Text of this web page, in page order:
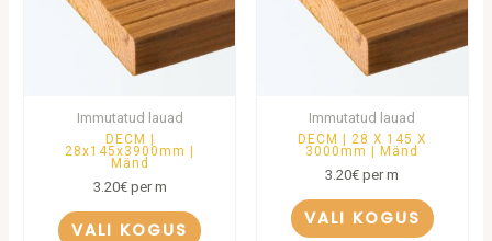
Immutatud lauad
DECM |
28x145x3900mm |
Mänd
3.20€per m
VALI KOGUS
Immutatud lauad
DECM | 28 X 145 X
3000mm | Mänd
3.20€ per m
VALI KOGUS